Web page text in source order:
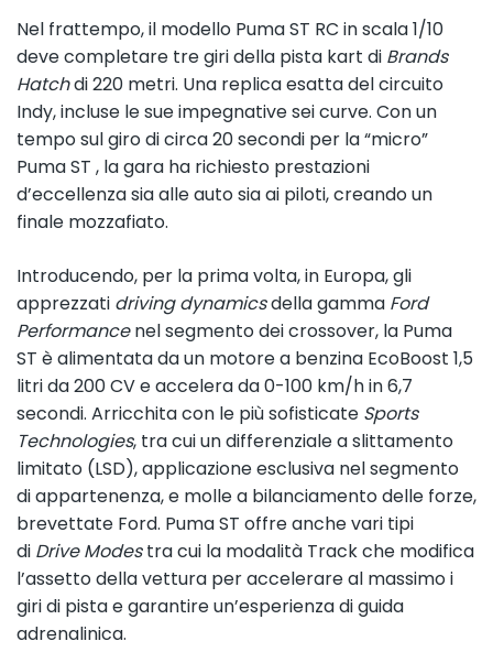
Nel frattempo, il modello Puma ST RC in scala 1/10
deve completare tre giri della pista kart di Brands
Hatchdi 220 metri. Una replica esatta del circuito
Indy, incluse le sue impegnative sei curve. Con un
tempo sul giro di circa 20 secondi per la “micro”
Puma ST , la gara ha richiesto prestazioni
d’eccellenza sia alle auto sia ai piloti, creando un
finale mozzafiato.
Introducendo, per la prima volta, in Europa, gli
apprezzati driving dynamicsdella gamma Ford
Performancenel segmento dei crossover, la Puma
ST è alimentata da un motore a benzina EcoBoost 1,5
litri da 200 CV e accelera da 0-100 km/h in 6,7
secondi. Arricchita con le più sofisticate Sports
Technologies, tra cui un differenziale a slittamento
limitato (LSD), applicazione esclusiva nel segmento
di appartenenza, e molle a bilanciamento delle forze,
brevettate Ford. Puma ST offre anche vari tipi
di Drive Modestra cui la modalità Track che modifica
l’assetto della vettura per accelerare al massimo i
giri di pista e garantire un’esperienza di guida
adrenalinica.